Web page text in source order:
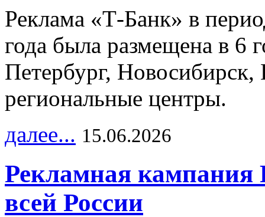
Реклама «Т-Банк» в
года была размещена в 6
Петербург,
региональные центры.
далее... 15.06.2026
Рекламная
всей России